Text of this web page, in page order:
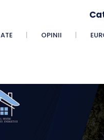
OPINII